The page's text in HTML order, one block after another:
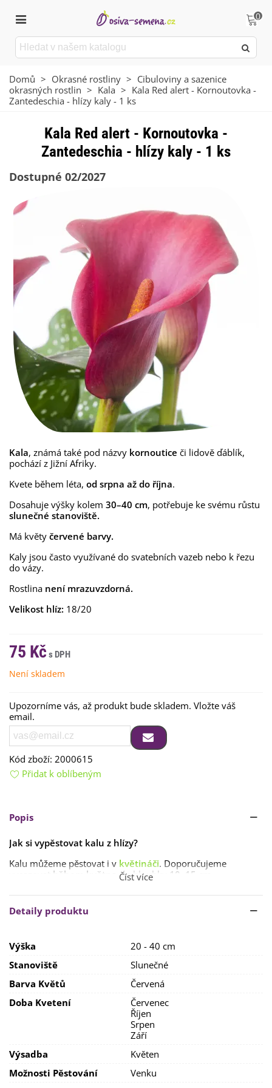
0
Domů > Okrasné rostliny > Cibuloviny a sazenice
okrasných rostlin > Kala > Kala Red alert - Kornoutovka -
Zantedeschia - hlízy kaly - 1 ks
Kala Red alert - Kornoutovka -
Zantedeschia - hlízy kaly - 1 ks
Dostupné 02/2027
Kala, známá také pod názvy kornoutice či lidově ďáblík,
pochází z Jižní Afriky.
Kvete během léta, od srpna až do října.
Dosahuje výšky kolem 30–40 cm, potřebuje ke svému růstu
slunečné stanoviště.
Má květy červené barvy.
Kaly jsou často využívané do svatebních vazeb nebo k řezu
do vázy.
Rostlina není mrazuvzdorná.
Velikost hlíz: 18/20
75 Kč
Není skladem
Upozorníme vás, až produkt bude skladem. Vložte váš
email.
Kód zboží: 2000615
Přidat k oblíbeným
Popis
Jak si vypěstovat kalu z hlízy?
Kalu můžeme pěstovat i v květináči. Doporučujeme
během května do hloubky 10–15 cm
Kala vyžadujeslunnéstanoviště, dobřepropustnoupůdu a
během vegetacevydatnou zálivku
hnojivy , ale s nízkým obsahem dusíku.
při teplotě
Číst více
Detaily produktu
Výška
20 - 40 cm
Stanoviště
Slunečné
Barva Květů
Červená
Doba Kvetení
Červenec
Říjen
Srpen
Září
Výsadba
Květen
Možnosti Pěstování
Venku